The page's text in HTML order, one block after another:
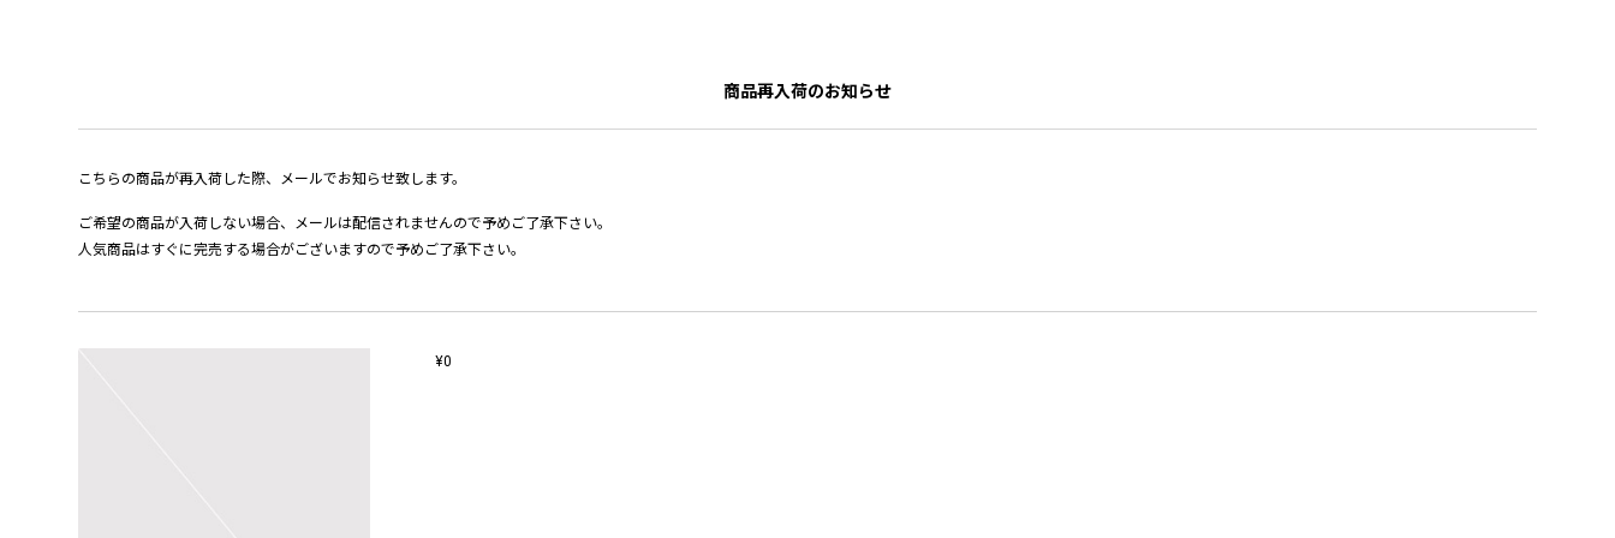
商品再入荷のお知らせ
こちらの商品が再入荷した際、メールでお知らせ致します。
ご希望の商品が入荷しない場合、メールは配信されませんので予めご了承下さい。
人気商品はすぐに完売する場合がございますので予めご了承下さい。
¥0